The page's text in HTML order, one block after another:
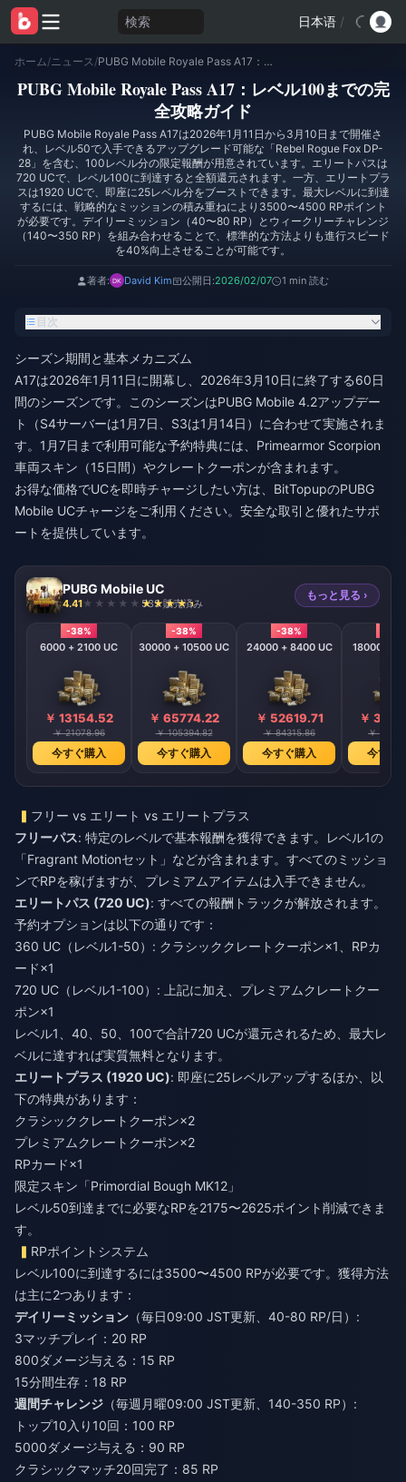
検索 日本语 /
ホーム/ニュース / PUBG Mobile Royale Pass A17：レベル100までの完全攻略ガイド
PUBG Mobile Royale Pass A17：レベル100までの完
全攻略ガイド
PUBG Mobile Royale Pass A17は2026年1月11日から3月10日まで開催さ
れ、レベル50で入手できるアップグレード可能な「Rebel Rogue Fox DP-
28」を含む、100レベル分の限定報酬が用意されています。エリートパスは
720 UCで、レベル100に到達すると全額還元されます。一方、エリートプラ
スは1920 UCで、即座に25レベル分をブーストできます。最大レベルに到達
するには、戦略的なミッションの積み重ねにより3500〜4500 RPポイント
が必要です。デイリーミッション（40〜80 RP）とウィークリーチャレンジ
（140〜350 RP）を組み合わせることで、標準的な方法よりも進行スピード
を40%向上させることが可能です。
著者: David Kim 公開日:2026/02/07 1 min 読む
目次
シーズン期間と基本メカニズム
A17は2026年1月11日に開幕し、2026年3月10日に終了する60日
間のシーズンです。このシーズンはPUBG Mobile 4.2アップデー
ト（S4サーバーは1月7日、S3は1月14日）に合わせて実施されま
す。1月7日まで利用可能な予約特典には、Primearmor Scorpion
車両スキン（15日間）やクレートクーポンが含まれます。
お得な価格でUCを即時チャージしたい方は、BitTopupのPUBG
Mobile UCチャージをご利用ください。安全な取引と優れたサポ
ートを提供しています。
PUBG Mobile UC
4.41 535 販売済み
もっと見る ›
-38%
6000 + 2100 UC
￥ 13154.52
￥ 21078.96
今すぐ購入
-38%
30000 + 10500 UC
￥ 65774.22
￥ 105394.82
今すぐ購入
-38%
24000 + 8400 UC
￥ 52619.71
￥ 84315.86
今すぐ購入
18000 +
￥
￥
今すぐ
フリー vs エリート vs エリートプラス
フリーパス: 特定のレベルで基本報酬を獲得できます。レベル1の
「Fragrant Motionセット」などが含まれます。すべてのミッショ
ンでRPを稼げますが、プレミアムアイテムは入手できません。
エリートパス (720 UC): すべての報酬トラックが解放されます。
予約オプションは以下の通りです：
360 UC（レベル1-50）: クラシッククレートクーポン×1、RPカ
ード×1
720 UC（レベル1-100）: 上記に加え、プレミアムクレートクー
ポン×1
レベル1、40、50、100で合計720 UCが還元されるため、最大レ
ベルに達すれば実質無料となります。
エリートプラス (1920 UC): 即座に25レベルアップするほか、以
下の特典があります：
クラシッククレートクーポン×2
プレミアムクレートクーポン×2
RPカード×1
限定スキン「Primordial Bough MK12」
レベル50到達までに必要なRPを2175〜2625ポイント削減できま
す。
RPポイントシステム
レベル100に到達するには3500〜4500 RPが必要です。獲得方法
は主に2つあります：
デイリーミッション （毎日09:00 JST更新、40-80 RP/日）:
3マッチプレイ：20 RP
800ダメージ与える：15 RP
15分間生存：18 RP
週間チャレンジ （毎週月曜09:00 JST更新、140-350 RP）:
トップ10入り10回：100 RP
5000ダメージ与える：90 RP
クラシックマッチ20回完了：85 RP